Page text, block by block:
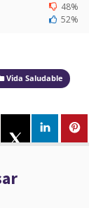
48%
52%
Vida Saludable